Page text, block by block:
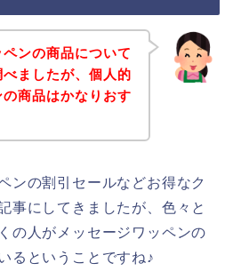
ンの商品について
ましたが、個人的
商品はかなりおす
ンの割引セールなどお得なク
事にしてきましたが、色々と
の人がメッセージワッペンの
るということですね♪